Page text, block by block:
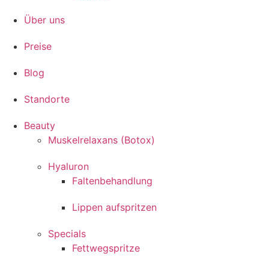
Über uns
Preise
Blog
Standorte
Beauty
Muskelrelaxans (Botox)
Hyaluron
Faltenbehandlung
Lippen aufspritzen
Specials
Fettwegspritze